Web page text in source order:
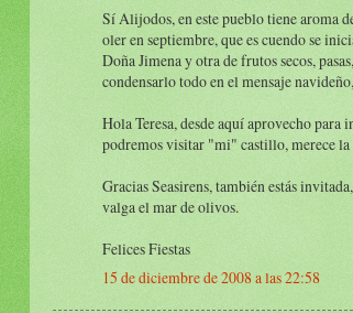
Sí Alijodos, en este pueblo tiene aroma
oler en septiembre, que es cuendo se
Doña Jimena y otra de frutos secos,
condensarlo todo en el mensaje
Hola Teresa, desde aquí aprovecho
podremos visitar "mi" castillo, merece la
Gracias Seasirens, también estás
valga el mar de olivos.
Felices Fiestas
15 de diciembre de 2008 a las 22:58